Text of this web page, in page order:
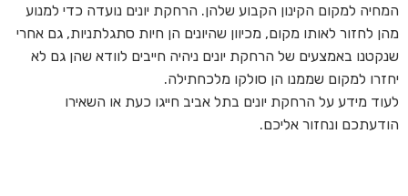
המחיה למקום הקינון הקבוע שלהן. הרחקת יונים נועדה כדי למנוע
מהן לחזור לאותו מקום, מכיוון שהיונים הן חיות סתגלתניות, גם אחרי
שנקטנו באמצעים של הרחקת יונים ניהיה חייבים לוודא שהן גם לא
יחזרו למקום שממנו הן סולקו מלכחתילה.
לעוד מידע על הרחקת יונים בתל אביב חייגו כעת או השאירו
הודעתכם ונחזור אליכם.